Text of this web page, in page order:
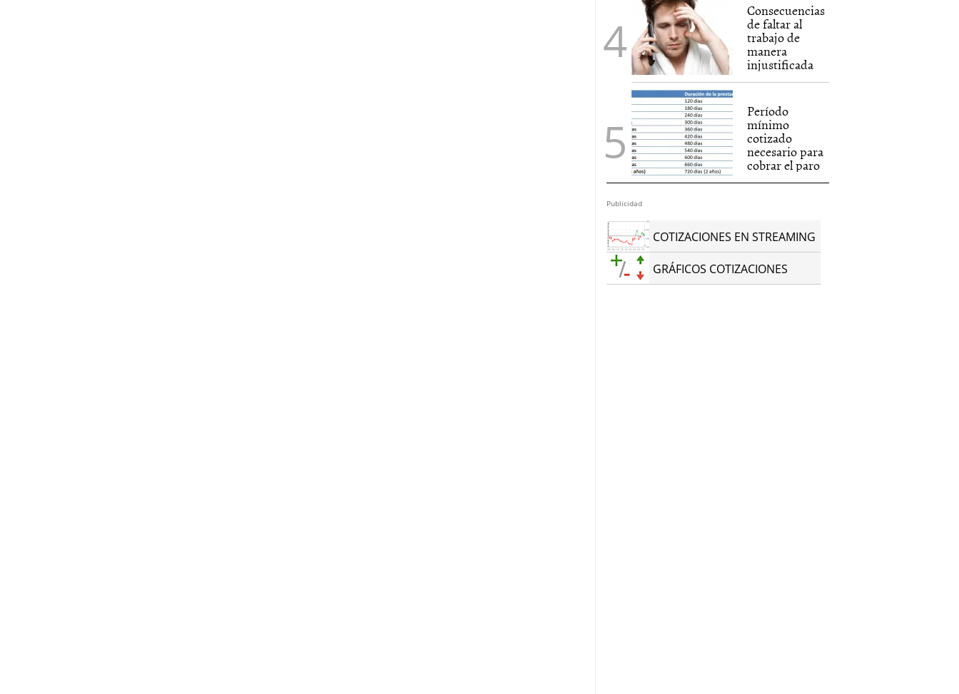
Consecuencias
de faltar al
trabajo de
manera
injustificada
Período
mínimo
cotizado
necesario para
cobrar el paro
Publicidad
COTIZACIONES EN STREAMING
GRÁFICOS COTIZACIONES